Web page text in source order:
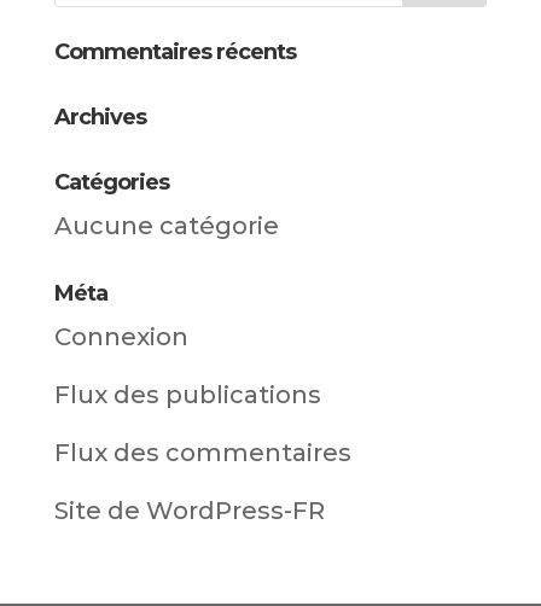
Commentaires récents
Archives
Catégories
Aucune catégorie
Méta
Connexion
Flux des publications
Flux des commentaires
Site de WordPress-FR